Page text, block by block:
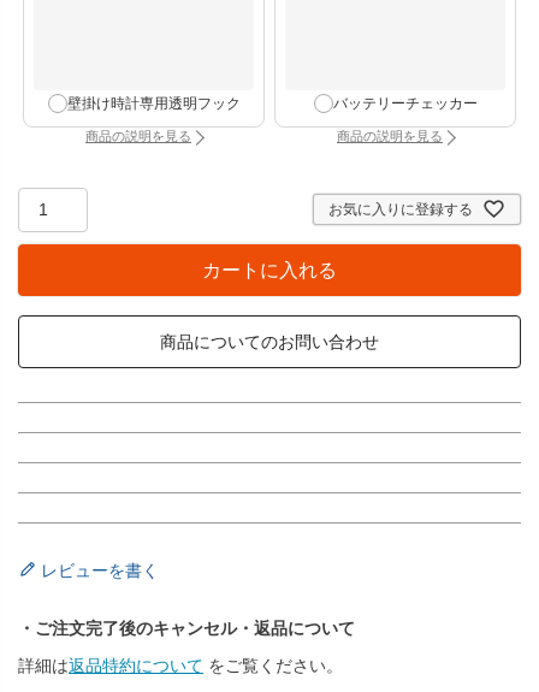
壁掛け時計専用透明フック
商品の説明を見る：壁掛け時計専用透明フック（別タブで開きます）
バッテリーチェッカー
商品の説明を見る：バッテリーチェッカ
お気に入りに登録する
カートに入れる
商品についてのお問い合わせ
レビューを書く
・ご注文完了後のキャンセル・返品について
詳細は返品特約について をご覧ください。